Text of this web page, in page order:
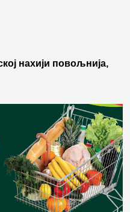
нахији повољнија,